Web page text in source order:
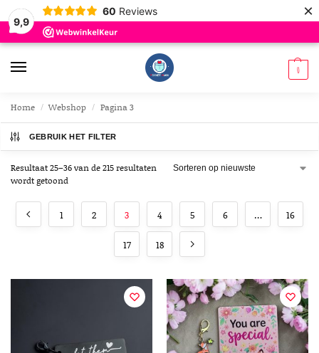
9,9
60 Reviews ×
0
Home / Webshop / Pagina 3
GEBRUIK HET FILTER
Resultaat 25–36 van de 215 resultaten
wordt getoond
1 2 3 4 5 6 … 16
17 18